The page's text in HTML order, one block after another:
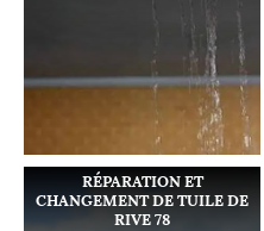
RÉPARATION ET
CHANGEMENT DE TUILE DE
RIVE 78